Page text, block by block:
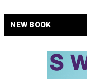
NEW BOOK